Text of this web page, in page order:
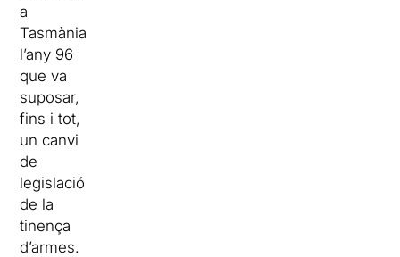
a
Tasmània
l’any 96
que va
suposar,
fins i tot,
un canvi
de
legislació
de la
tinença
d’armes.